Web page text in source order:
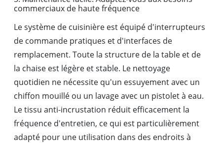
commerciaux de haute fréquence
Le système de cuisinière est équipé d'interrupteurs
de commande pratiques et d'interfaces de
remplacement. Toute la structure de la table et de
la chaise est légère et stable. Le nettoyage
quotidien ne nécessite qu'un essuyement avec un
chiffon mouillé ou un lavage avec un pistolet à eau.
Le tissu anti-incrustation réduit efficacement la
fréquence d'entretien, ce qui est particulièrement
adapté pour une utilisation dans des endroits à